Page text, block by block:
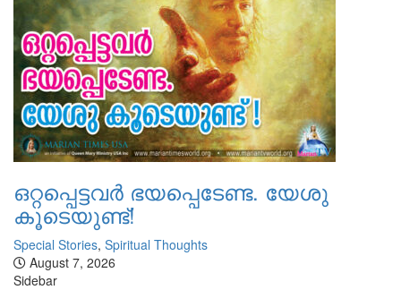
ഒറ്റപ്പെട്ടവര്‍ ഭയപ്പെടേണ്ട. യേശു
കൂടെയുണ്ട്!
Special Stories, Spiritual Thoughts
August 7, 2026
Sidebar